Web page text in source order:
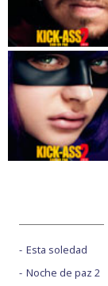
Esta soledad
Noche de paz 2